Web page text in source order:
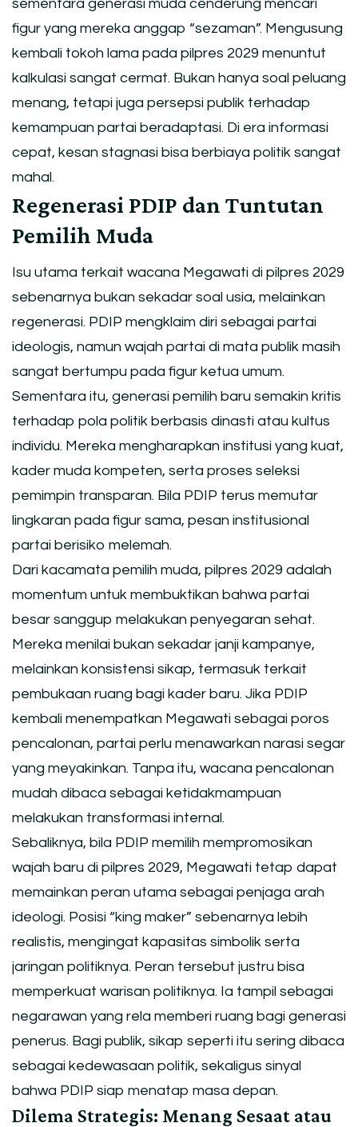
sementara generasi muda cenderung mencari
figur yang mereka anggap “sezaman”. Mengusung
kembali tokoh lama pada pilpres 2029 menuntut
kalkulasi sangat cermat. Bukan hanya soal peluang
menang, tetapi juga persepsi publik terhadap
kemampuan partai beradaptasi. Di era informasi
cepat, kesan stagnasi bisa berbiaya politik sangat
mahal.
Regenerasi PDIP dan Tuntutan
Pemilih Muda
Isu utama terkait wacana Megawati di pilpres 2029
sebenarnya bukan sekadar soal usia, melainkan
regenerasi. PDIP mengklaim diri sebagai partai
ideologis, namun wajah partai di mata publik masih
sangat bertumpu pada figur ketua umum.
Sementara itu, generasi pemilih baru semakin kritis
terhadap pola politik berbasis dinasti atau kultus
individu. Mereka mengharapkan institusi yang kuat,
kader muda kompeten, serta proses seleksi
pemimpin transparan. Bila PDIP terus memutar
lingkaran pada figur sama, pesan institusional
partai berisiko melemah.
Dari kacamata pemilih muda, pilpres 2029 adalah
momentum untuk membuktikan bahwa partai
besar sanggup melakukan penyegaran sehat.
Mereka menilai bukan sekadar janji kampanye,
melainkan konsistensi sikap, termasuk terkait
pembukaan ruang bagi kader baru. Jika PDIP
kembali menempatkan Megawati sebagai poros
pencalonan, partai perlu menawarkan narasi segar
yang meyakinkan. Tanpa itu, wacana pencalonan
mudah dibaca sebagai ketidakmampuan
melakukan transformasi internal.
Sebaliknya, bila PDIP memilih mempromosikan
wajah baru di pilpres 2029, Megawati tetap dapat
memainkan peran utama sebagai penjaga arah
ideologi. Posisi “king maker” sebenarnya lebih
realistis, mengingat kapasitas simbolik serta
jaringan politiknya. Peran tersebut justru bisa
memperkuat warisan politiknya. Ia tampil sebagai
negarawan yang rela memberi ruang bagi generasi
penerus. Bagi publik, sikap seperti itu sering dibaca
sebagai kedewasaan politik, sekaligus sinyal
bahwa PDIP siap menatap masa depan.
Dilema Strategis: Menang Sesaat atau